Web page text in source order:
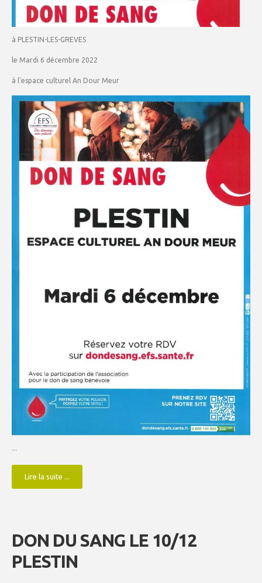
à PLESTIN-LES-GREVES
le Mardi 6 décembre 2022
à l'espace culturel An Dour Meur
...
Lire la suite ...
DON DU SANG LE 10/12
PLESTIN